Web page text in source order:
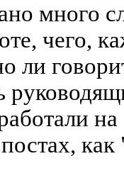
много
чего,
ли